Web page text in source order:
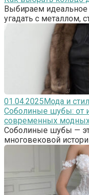
Выбираем идеальное
угадать с металлом,
01.04.2025 Мода и
Соболиные шубы: от
современных
Соболиные шубы —
многовековой